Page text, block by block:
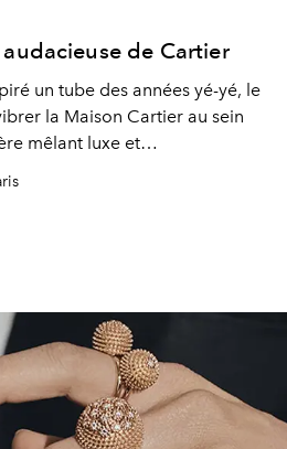
de Cartier
un tube des années yé-yé, le
la Maison Cartier au sein
mêlant luxe et
déploie un assortiment de